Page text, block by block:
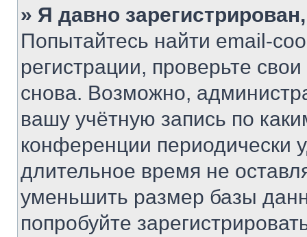
» Я давно
Попытайтесь найти email-
регистрации, проверьте
снова. Возможно,
вашу учётную запись по
конференции периодически
длительное время не
уменьшить размер базы
попробуйте